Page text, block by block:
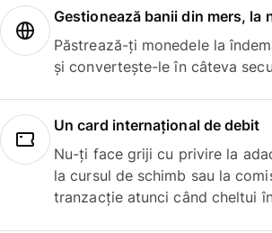
Gestionează banii din mers, la
Păstrează-ți monedele la
și convertește-le în câteva
Un card internațional de debit
Nu-ți face griji cu privire la
la cursul de schimb sau la
tranzacție atunci când cheltui